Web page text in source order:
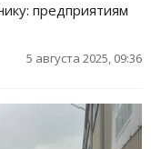
предприятиям
5 августа 2025, 09:36